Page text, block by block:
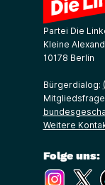
Partei Die
Kleine
10178 Berlin
Bürgerdialog:
Weitere
Folge uns:
(Link